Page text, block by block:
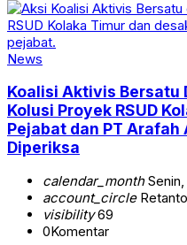
News
Koalisi Aktivis Bersatu
Kolusi Proyek RSUD
Pejabat dan PT
Diperiksa
calendar_monthSenin,
account_circleRetanto
visibility69
0Komentar